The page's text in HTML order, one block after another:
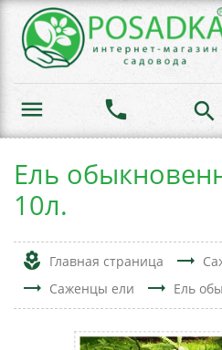
menu phone search
Ель
10л.
local_florist Главная страница trending_flat
trending_flat Саженцы ели trending_flat Ель